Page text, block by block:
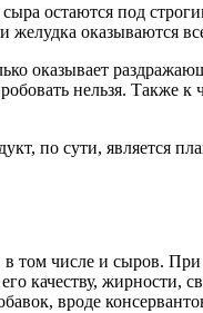
остаются под
желудка
оказывает
нельзя. Также
по сути, является
числе и сыров. При
качеству, жирности,
вроде